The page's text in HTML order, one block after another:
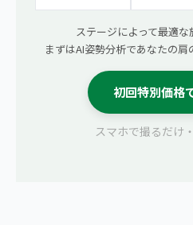
ステージによって最適な
まずはAI姿勢分析であなたの肩
初回特別価格
スマホで撮るだけ